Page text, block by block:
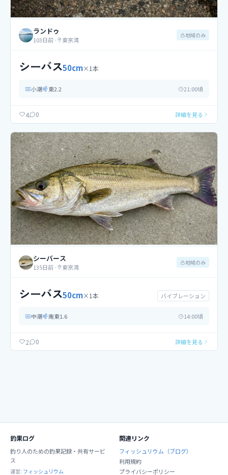
ランドゥ
103日前 · 東京湾
地域のみ
シーバス50cm×1本
小潮 東2.2 21:00頃
4 0 詳細を見る
シーバース
135日前 · 東京湾
地域のみ
シーバス50cm×1本 バイブレーション
中潮 南東1.6 14:00頃
2 0 詳細を見る
釣果ログ
釣り人のための釣果記録・共有サービ
ス
運営: フィッシュリウム
関連リンク
フィッシュリウム（ブログ）
利用規約
プライバシーポリシー